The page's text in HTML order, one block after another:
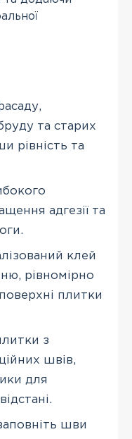
та старих
рівність та
адгезії та
клей
рівномірно
плитки
з
швів,
для
шви